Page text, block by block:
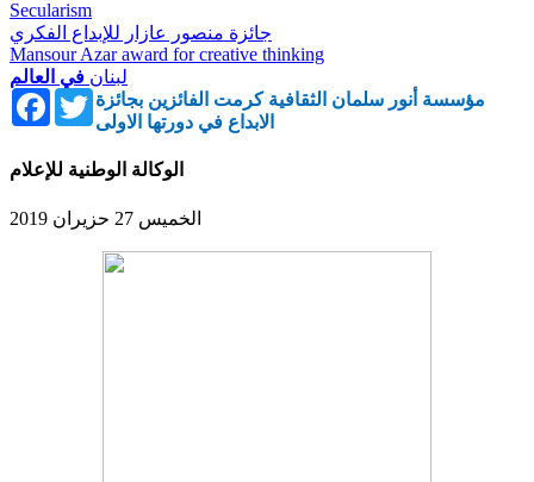
Secularism
جائزة منصور عازار للإبداع الفكري
Mansour Azar award for creative thinking
لبنان في العالم
Facebook
Twitter
مؤسسة أنور سلمان الثقافية كرمت الفائزين بجائزة
الابداع في دورتها الاولى
الوكالة الوطنية للإعلام
الخميس 27 حزيران 2019